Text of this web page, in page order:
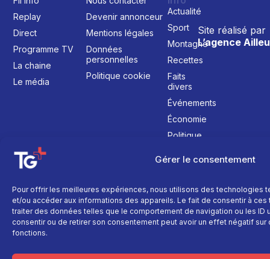
Gérer le consentement
Pour offrir les meilleures expériences, nous utilisons des technologies
et/ou accéder aux informations des appareils. Le fait de consentir à
traiter des données telles que le comportement de navigation ou les ID
consentir ou de retirer son consentement peut avoir un effet négatif
fonctions.
Site réalisé par
L’agence
Replay
Direct
Programme TV
La chaine
Le média
Devenir annonceur
Mentions légales
Données
personnelles
Politique cookie
Actualité
Sport
Montagne
Recettes
Faits
divers
Événements
Économie
Politique